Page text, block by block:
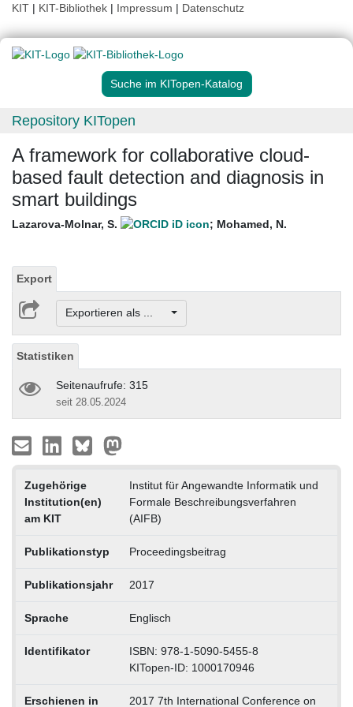
KIT | KIT-Bibliothek | Impressum | Datenschutz
Suche im KITopen-Katalog
Repository KITopen
A framework for collaborative cloud-
based fault detection and diagnosis in
smart buildings
Lazarova-Molnar, S. ; Mohamed, N.
Export
Exportieren als ...
Statistiken
Seitenaufrufe: 315
seit 28.05.2024
Zugehörige
Institution(en)
am KIT
Institut für Angewandte Informatik und
Formale Beschreibungsverfahren
(AIFB)
Publikationstyp Proceedingsbeitrag
Publikationsjahr 2017
Sprache Englisch
Identifikator
ISBN: 978-1-5090-5455-8
KITopen-ID: 1000170946
Erschienen in 2017 7th International Conference on